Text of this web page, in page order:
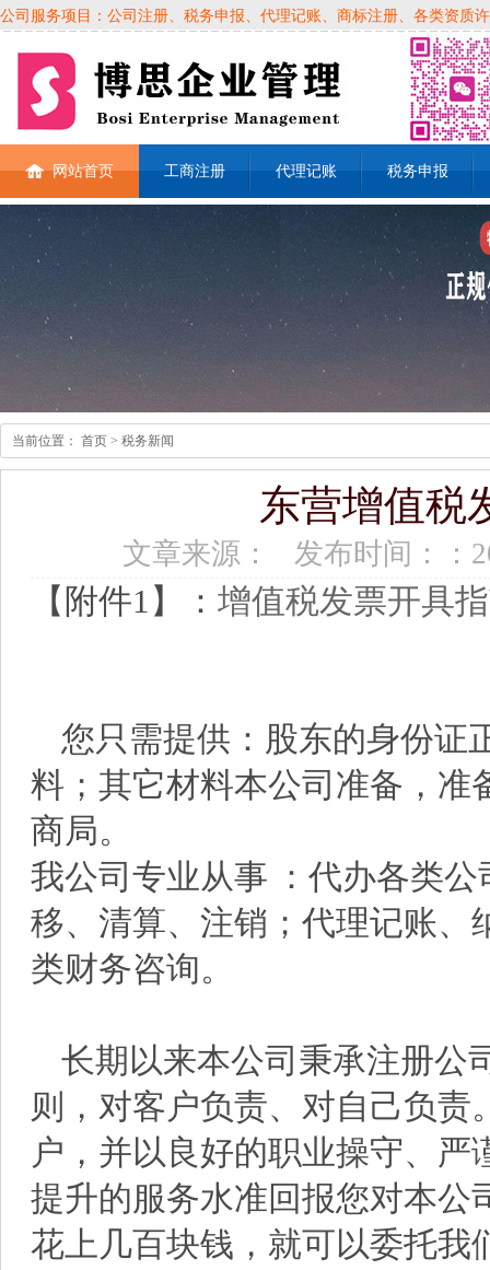
公司服务项目：公司注册、税务申报、代理记账、商标注册、各类资质
网站首页 工商注册 代理记账 税务申报
当前位置： 首页 > 税务新闻
东营增值税
文章来源： 发布时间：：
【附件1】： 增值税发票开具
您只需提供：股东的身份证
料；其它材料本公司准备，准
商局。
我公司专业从事 ：代办各类
移、清算、注销；代理记账、
类财务咨询。
长期以来本公司秉承注册公
则，对客户负责、对自己负
户，并以良好的职业操守、
提升的服务水准回报您对本公
花上几百块钱，就可以委托我